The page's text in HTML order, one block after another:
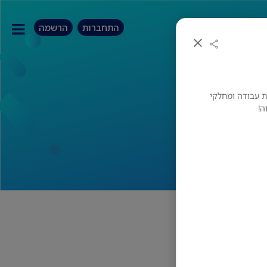
לשעות הבוקר בין 4-5 שעות עבודה ומחלקי
התחברות הרשמה